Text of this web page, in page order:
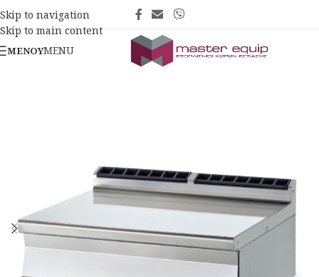
Skip to navigation
Skip to main content
ΜΕΝΟΎMENU